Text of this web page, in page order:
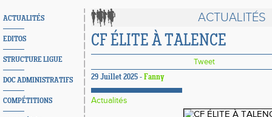
ACTUALITÉS
EDITOS
STRUCTURE LIGUE
DOC ADMINISTRATIFS
COMPÉTITIONS
ACTUALITÉS
CF ÉLITE À TALENCE
Tweet
29 Juillet 2025 - Fanny
Actualités